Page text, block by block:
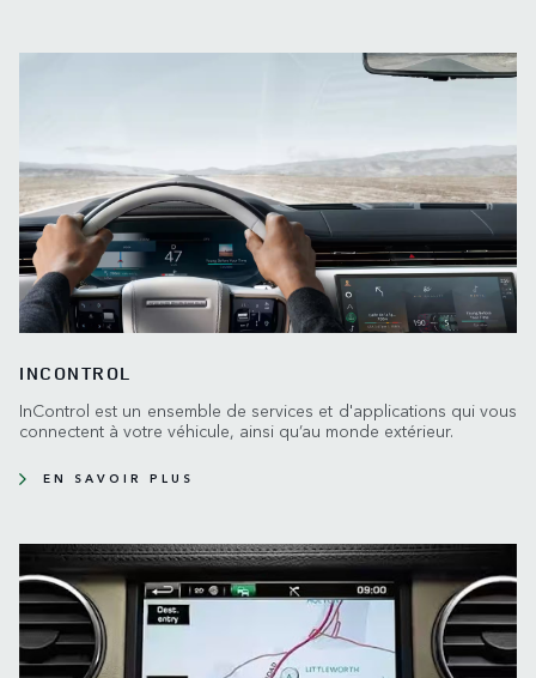
INCONTROL
InControl est un ensemble de services et d'applications qui vous
connectent à votre véhicule, ainsi qu’au monde extérieur.
EN SAVOIR PLUS